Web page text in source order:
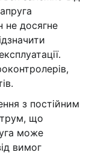
не досягне
з постійним
що
може
вимог